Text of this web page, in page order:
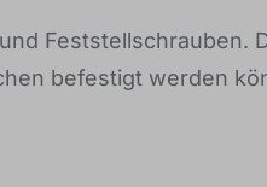
Feststellschrauben.
befestigt werden